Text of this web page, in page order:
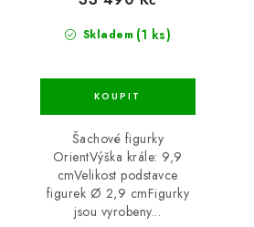
Skladem (1 ks)
Šachové figurky
OrientVýška krále: 9,9
cmVelikost podstavce
figurek Ø 2,9 cmFigurky
jsou vyrobeny...